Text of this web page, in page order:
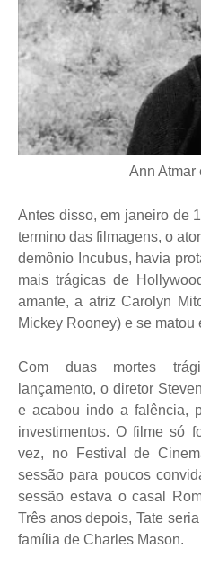
Ann Atmar
Antes disso, em janeiro de
termino das filmagens, o
demônio Incubus, havia
mais trágicas de
amante, a atriz Carolyn
Mickey Rooney) e se matou
Com duas mortes
lançamento, o diretor
e acabou indo a falência,
investimentos. O filme só
vez, no Festival de
sessão para poucos
sessão estava o casal
Três anos depois, Tate
família de Charles Mason.